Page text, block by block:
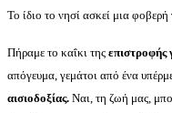
Το ίδιο το νησί ασκεί μια φοβερή
Πήραμε το καΐκι της επιστροφής
απόγευμα, γεμάτοι από ένα
αισιοδοξίας. Ναι, τη ζωή μας,